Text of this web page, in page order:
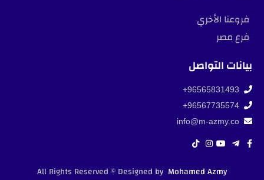
فروعنا الأخري
فرع مصر
بيانات التواصل
96565831493+
96567735574+
info@m-azmy.co
All Rights Reserved © Designed by Mohamed Azmy